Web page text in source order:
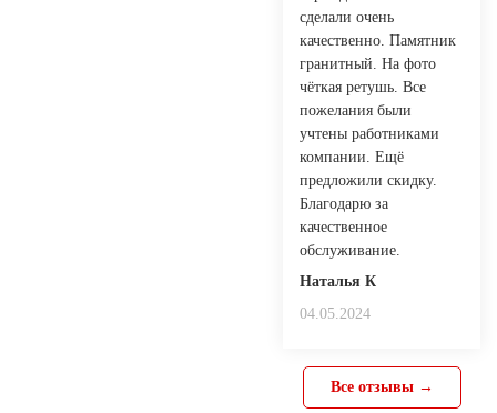
сделали очень
качественно. Памятник
гранитный. На фото
чёткая ретушь. Все
пожелания были
учтены работниками
компании. Ещё
предложили скидку.
Благодарю за
качественное
обслуживание.
Наталья К
04.05.2024
Все отзывы →